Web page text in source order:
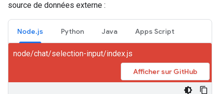
source de données externe :
Node.js Python Java Apps Script
node/chat/selection-input/index.js
Afficher sur GitHub